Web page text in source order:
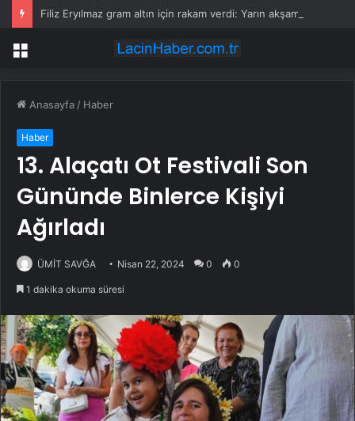
Menü
Anasayfa / Haber
Haber
13. Alaçatı Ot Festivali Son
Gününde Binlerce Kişiyi
Ağırladı
ÜMİT SAVĞA Nisan 22, 2024 0 0
1 dakika okuma süresi